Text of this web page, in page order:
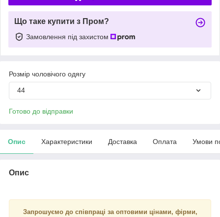
Що таке купити з Пром?
Замовлення під захистом
Розмір чоловічого одягу
44
Готово до відправки
Опис Характеристики Доставка Оплата Умови
Опис
Запрошуємо до співпраці за оптовими цінами, фірми,